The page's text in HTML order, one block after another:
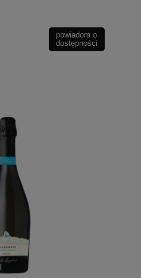
powiadom o
dostępności